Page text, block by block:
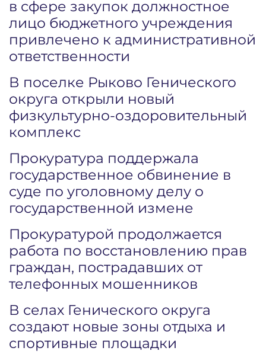
в сфере закупок должностное
лицо бюджетного учреждения
привлечено к административной
ответственности
В поселке Рыково Генического
округа открыли новый
физкультурно-оздоровительный
комплекс
Прокуратура поддержала
государственное обвинение в
суде по уголовному делу о
государственной измене
Прокуратурой продолжается
работа по восстановлению прав
граждан, пострадавших от
телефонных мошенников
В селах Генического округа
создают новые зоны отдыха и
спортивные площадки